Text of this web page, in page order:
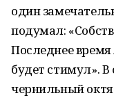
один
подумал:
Последнее время
будет стимул».
чернильный